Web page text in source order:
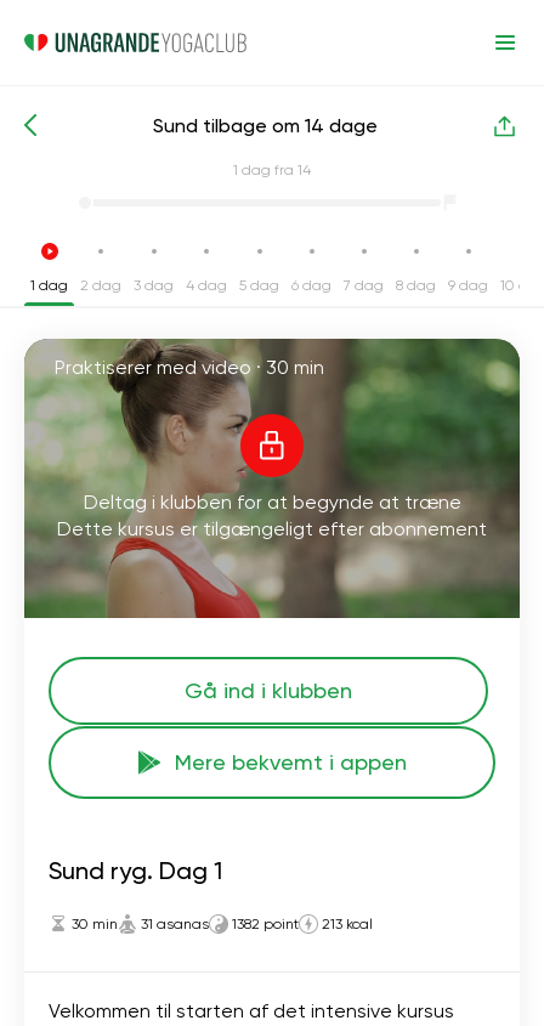
Intensive yogakurser Tilbage
Sund tilbage om 14 dage
1 dag fra 14
1 dag 2 dag 3 dag 4 dag 5 dag 6 dag 7 dag 8 dag 9 dag 10
Praktiserer med video · 30 min
Deltag i klubben for at begynde at træne
Dette kursus er tilgængeligt efter abonnement
Gå ind i klubben
Mere bekvemt i appen
Sund ryg. Dag 1
30 min 31 asanas 1382 point 213 kcal
Velkommen til starten af ​​det intensive kursus